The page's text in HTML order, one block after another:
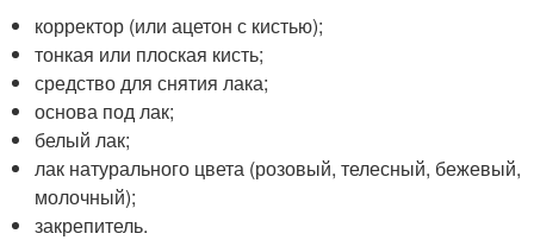
корректор (или ацетон с кистью);
тонкая или плоская кисть;
средство для снятия лака;
основа под лак;
белый лак;
лак натурального цвета (розовый, телесный, бежевый,
молочный);
закрепитель.